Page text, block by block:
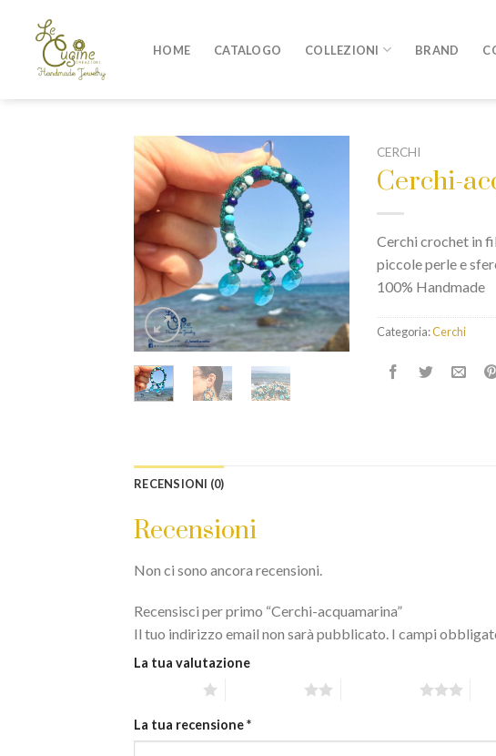
content
HOME CATALOGO COLLEZIONI BRAND
CERCHI
Cerchi-
Cerchi crochet in
piccole perle e
100% Handmade
Categoria:Cerchi
RECENSIONI (0)
Recensioni
Non ci sono ancora recensioni.
Recensisci per primo “Cerchi-acquamarina”
Il tuo indirizzo email non sarà pubblicato. I campi
La tua valutazione
La tua recensione*